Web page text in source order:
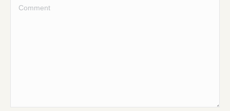
Comment